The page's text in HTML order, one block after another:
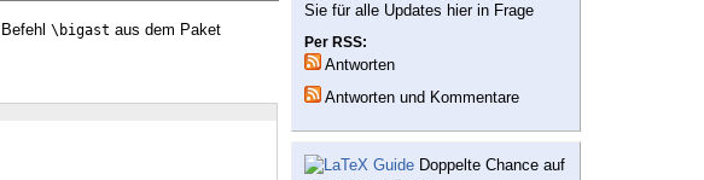
\bigast aus dem Paket
Sie für alle Updates hier in Frage
Per RSS:
Antworten
Antworten und Kommentare
Doppelte Chance auf